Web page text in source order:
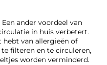
Een ander voordeel van
in huis verbetert.
hebt van allergieën of
filteren en te circuleren,
worden verminderd.